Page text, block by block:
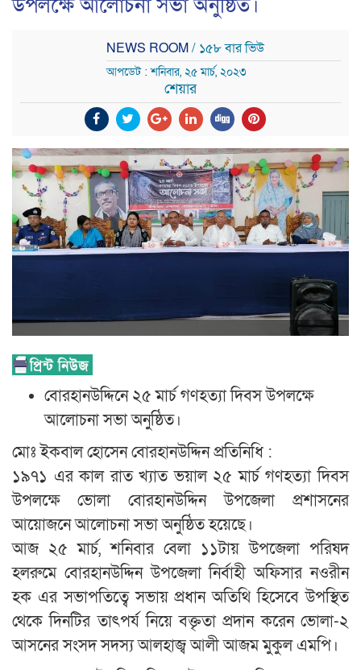
উপলক্ষে আলোচনা সভা অনুষ্ঠিত।
NEWS ROOM/ ১৫৮ বার ভিউ
আপডেট : শনিবার, ২৫ মার্চ, ২০২৩
শেয়ার
বোরহানউদ্দিনে ২৫ মার্চ গণহত্যা দিবস উপলক্ষে
আলোচনা সভা অনুষ্ঠিত।
মোঃ ইকবাল হোসেন বোরহানউদ্দিন প্রতিনিধি :
১৯৭১ এর কাল রাত খ্যাত ভয়াল ২৫ মার্চ গণহত্যা দিবস
উপলক্ষে ভোলা বোরহানউদ্দিন উপজেলা প্রশাসনের
আয়োজনে আলোচনা সভা অনুষ্ঠিত হয়েছে।
আজ ২৫ মার্চ, শনিবার বেলা ১১টায় উপজেলা পরিষদ
হলরুমে বোরহানউদ্দিন উপজেলা নির্বাহী অফিসার নওরীন
হক এর সভাপতিত্বে সভায় প্রধান অতিথি হিসেবে উপস্থিত
থেকে দিনটির তাৎপর্য নিয়ে বক্তৃতা প্রদান করেন ভোলা-২
আসনের সংসদ সদস্য আলহাজ্ব আলী আজম মুকুল এমপি।